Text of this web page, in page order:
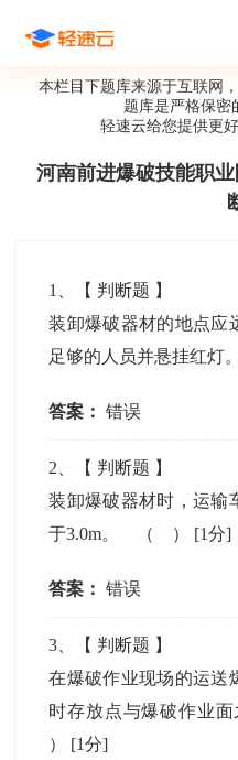
本栏目下题库来源于互联网
题库是严格保密
轻速云给您提供更
河南前进爆破技能职
1 、【 判断题 】
装卸爆破器材的地点应
足够的人员并悬挂红
答案： 错误
2 、【 判断题 】
装卸爆破器材时，运输
于3.0m。 （ ） [1分]
答案： 错误
3 、【 判断题 】
在爆破作业现场的运送
时存放点与爆破作业
） [1分]